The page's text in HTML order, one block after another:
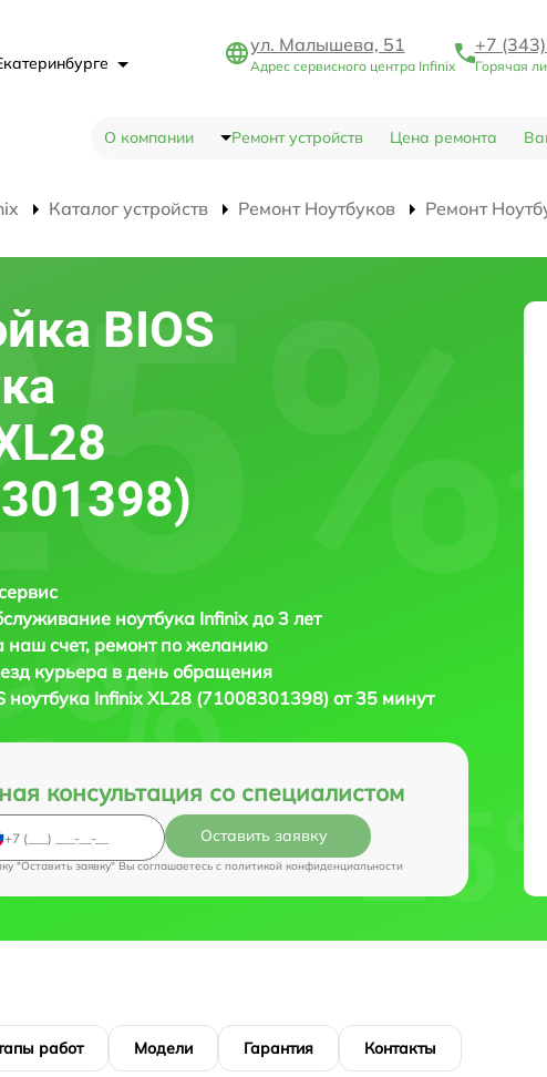
ул. Малышева, 51
Адрес сервисного центра Infinix
+7
Горячая
О компании Ремонт устройств Цена ремонта
Каталог устройств Ремонт Ноутбуков Ремонт
BIOS
ноутбука Infinix до 3 лет
наш счет, ремонт по желанию
курьера в день обращения
ноутбука Infinix XL28 (71008301398) от 35 минут
консультация со специалистом
Оставить заявку
"Оставить заявку" Вы соглашаетесь c политикой конфиденциальности
работ Модели Гарантия Контакты